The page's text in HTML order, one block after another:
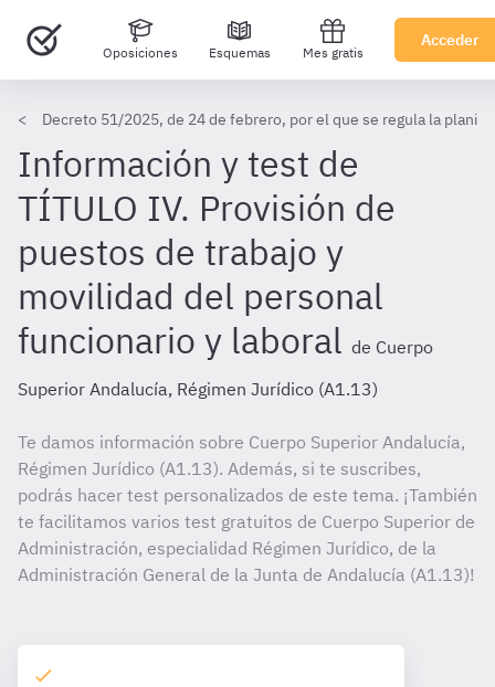
Oposiciones Esquemas Mes gratis
Acceder
Decreto 51/2025, de 24 de febrero, por el que se regula la
Información y test de
TÍTULO IV. Provisión de
puestos de trabajo y
movilidad del personal
funcionario y laboral de Cuerpo
Superior Andalucía, Régimen Jurídico (A1.13)
Te damos información sobre Cuerpo Superior Andalucía,
Régimen Jurídico (A1.13). Además, si te suscribes,
podrás hacer test personalizados de este tema. ¡También
te facilitamos varios test gratuitos de Cuerpo Superior de
Administración, especialidad Régimen Jurídico, de la
Administración General de la Junta de Andalucía (A1.13)!